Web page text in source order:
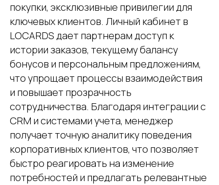
покупки, эксклюзивные привилегии для
ключевых клиентов. Личный кабинет в
LOCARDS дает партнерам доступ к
истории заказов, текущему балансу
бонусов и персональным предложениям,
что упрощает процессы взаимодействия
и повышает прозрачность
сотрудничества. Благодаря интеграции с
CRM и системами учета, менеджер
получает точную аналитику поведения
корпоративных клиентов, что позволяет
быстро реагировать на изменение
потребностей и предлагать релевантные